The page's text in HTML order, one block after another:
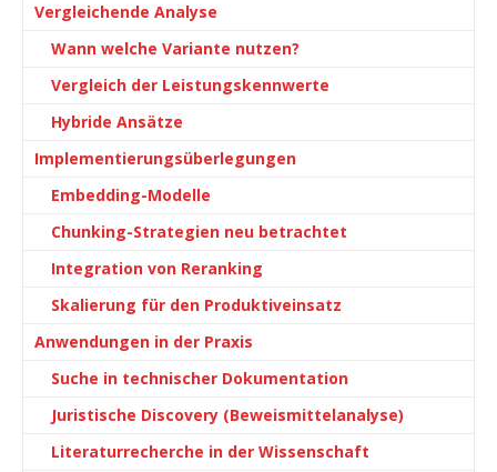
Vergleichende Analyse
Wann welche Variante nutzen?
Vergleich der Leistungskennwerte
Hybride Ansätze
Implementierungsüberlegungen
Embedding-Modelle
Chunking-Strategien neu betrachtet
Integration von Reranking
Skalierung für den Produktiveinsatz
Anwendungen in der Praxis
Suche in technischer Dokumentation
Juristische Discovery (Beweismittelanalyse)
Literaturrecherche in der Wissenschaft